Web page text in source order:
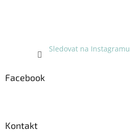
Sledovat na Instagramu
Facebook
Kontakt